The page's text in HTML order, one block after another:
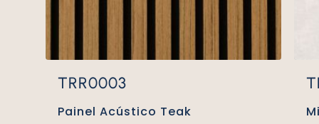
TRR0003
Painel Acústico Teak